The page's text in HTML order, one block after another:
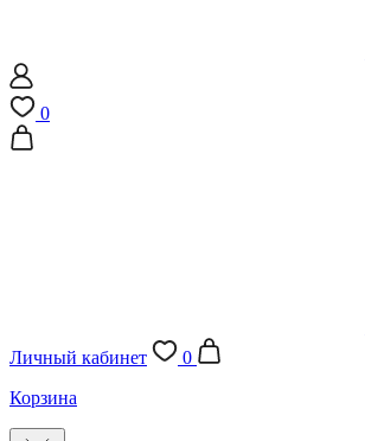
0
Личный кабинет
0
Корзина